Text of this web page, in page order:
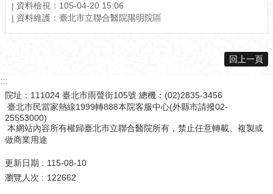
資料檢視：105-04-20 15:06
資料維護：臺北市立聯合醫院陽明院區
回上一頁
:::
院址：111024 臺北市雨聲街105號 總機：(02)2835-3456
臺北市民當家熱線1999轉888本院客服中心(外縣市請撥02-
25553000)
本網站內容所有權歸臺北市立聯合醫院所有，禁止任意轉載、複製或
做商業用途
更新日期
115-08-10
瀏覽人次
122662